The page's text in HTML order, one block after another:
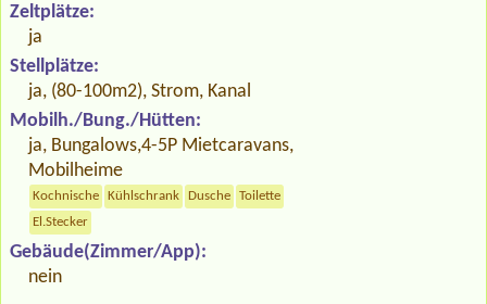
Zeltplätze:
ja
Stellplätze:
ja, (80-100m2), Strom, Kanal
Mobilh./Bung./Hütten:
ja, Bungalows,4-5P Mietcaravans,
Mobilheime
Kochnische Kühlschrank Dusche
Toilette
El.Stecker
Gebäude(Zimmer/App):
nein